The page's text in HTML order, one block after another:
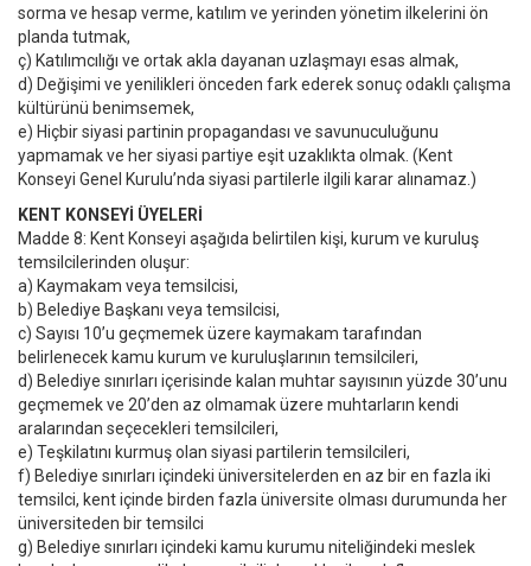
sorma ve hesap verme, katılım ve yerinden yönetim ilkelerini ön
planda tutmak,
ç) Katılımcılığı ve ortak akla dayanan uzlaşmayı esas almak,
d) Değişimi ve yenilikleri önceden fark ederek sonuç odaklı çalışma
kültürünü benimsemek,
e) Hiçbir siyasi partinin propagandası ve savunuculuğunu
yapmamak ve her siyasi partiye eşit uzaklıkta olmak. (Kent
Konseyi Genel Kurulu’nda siyasi partilerle ilgili karar alınamaz.)
KENT KONSEYİ ÜYELERİ
Madde 8: Kent Konseyi aşağıda belirtilen kişi, kurum ve kuruluş
temsilcilerinden oluşur:
a) Kaymakam veya temsilcisi,
b) Belediye Başkanı veya temsilcisi,
c) Sayısı 10’u geçmemek üzere kaymakam tarafından
belirlenecek kamu kurum ve kuruluşlarının temsilcileri,
d) Belediye sınırları içerisinde kalan muhtar sayısının yüzde 30’unu
geçmemek ve 20’den az olmamak üzere muhtarların kendi
aralarından seçecekleri temsilcileri,
e) Teşkilatını kurmuş olan siyasi partilerin temsilcileri,
f) Belediye sınırları içindeki üniversitelerden en az bir en fazla iki
temsilci, kent içinde birden fazla üniversite olması durumunda her
üniversiteden bir temsilci
g) Belediye sınırları içindeki kamu kurumu niteliğindeki meslek